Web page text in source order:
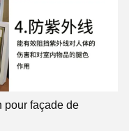
pour façade de